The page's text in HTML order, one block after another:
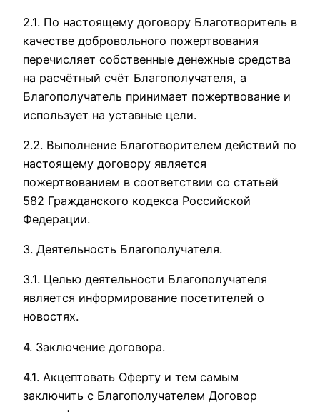
2.1. По настоящему договору Благотворитель в
качестве добровольного пожертвования
перечисляет собственные денежные средства
на расчётный счёт Благополучателя, а
Благополучатель принимает пожертвование и
использует на уставные цели.
2.2. Выполнение Благотворителем действий по
настоящему договору является
пожертвованием в соответствии со статьей
582 Гражданского кодекса Российской
Федерации.
3. Деятельность Благополучателя.
3.1. Целью деятельности Благополучателя
является информирование посетителей о
новостях.
4. Заключение договора.
4.1. Акцептовать Оферту и тем самым
заключить с Благополучателем Договор